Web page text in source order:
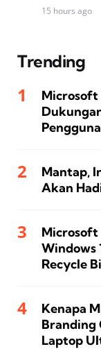
15 hours ago
Trending
Microsoft
Mantap,
Akan
Microsoft
Windows
Recycle
Kenapa
Branding
Laptop